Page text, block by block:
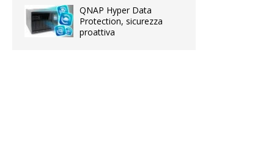
QNAP Hyper Data
Protection, sicurezza
proattiva